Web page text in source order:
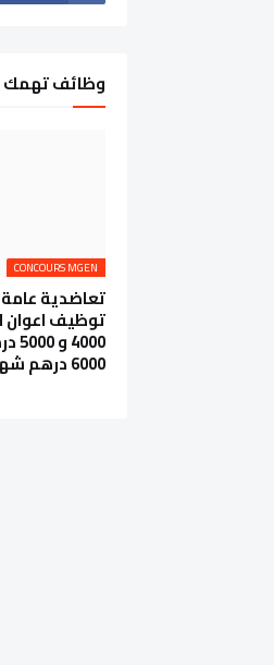
وظائف تهمك
CONCOURS MGEN
تعاضدية عامة
توظيف اعوان
6000 درهم شهريا